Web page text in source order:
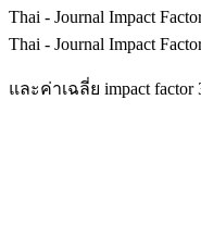
Thai - Journal Impact
Thai - Journal Impact
และค่าเฉลี่ย impact factor